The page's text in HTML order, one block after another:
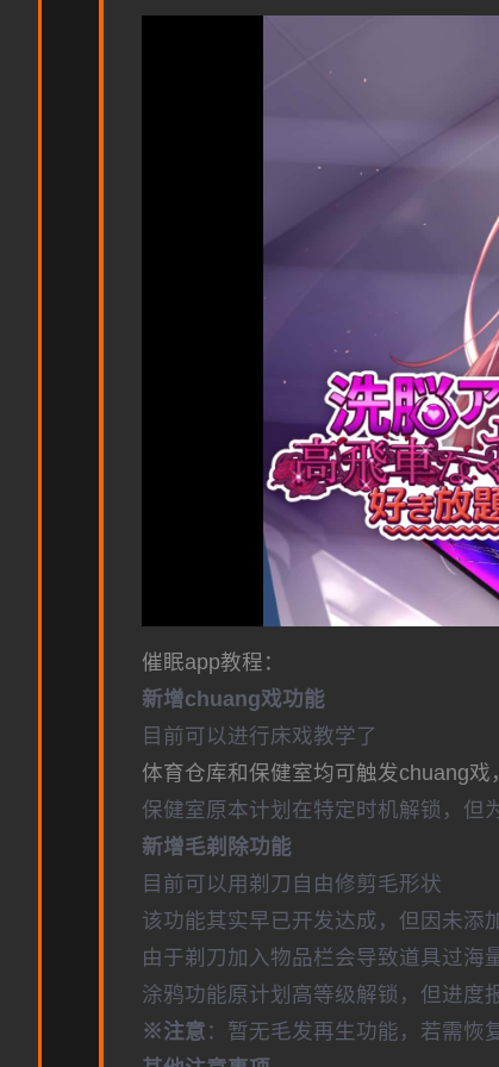
催眠app教程：
新增chuang戏功能
目前可以进行床戏教学了
体育仓库和保健室均可触发chuang
保健室原本计划在特定时机解锁，但
新增毛剃除功能
目前可以用剃刀自由修剪毛形状
该功能其实早已开发达成，但因未添
由于剃刀加入物品栏会导致道具过海
涂鸦功能原计划高等级解锁，但进度
※注意 ：暂无毛发再生功能，若需恢